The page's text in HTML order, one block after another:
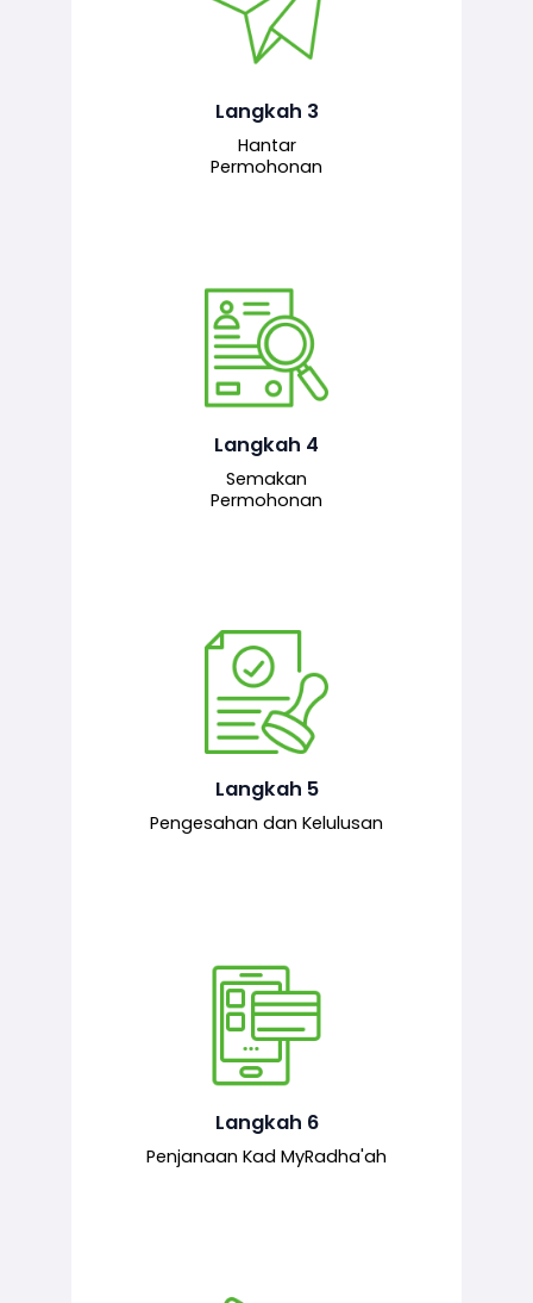
Langkah 3
Hantar
Permohonan
Permohonan yang lengkap dihantar
untuk proses semakan dan
bertanggungjawab.
Langkah 4
Semakan
Permohonan
Pegawai penyemak menyemak
maklumat yang dikemukakan. Jika
semua maklumat adalah lengkap dan
kepada pegawai pelulus untuk
tindakan seterusnya.
Langkah 5
Pengesahan dan Kelulusan
Pegawai pelulus menilai permohonan
dan memberi pengesahan serta
kelulusan akhir sekiranya semuanya
mematuhi syarat ditetapkan.
Langkah 6
Penjanaan Kad MyRadha'ah
Setelah permohonan diluluskan, kad
MyRadha’ah akan dijana.